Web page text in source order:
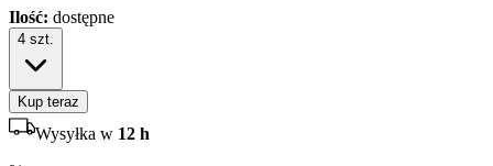
Ilość: dostępne
4 szt.
Kup teraz
Wysyłka w 12 h